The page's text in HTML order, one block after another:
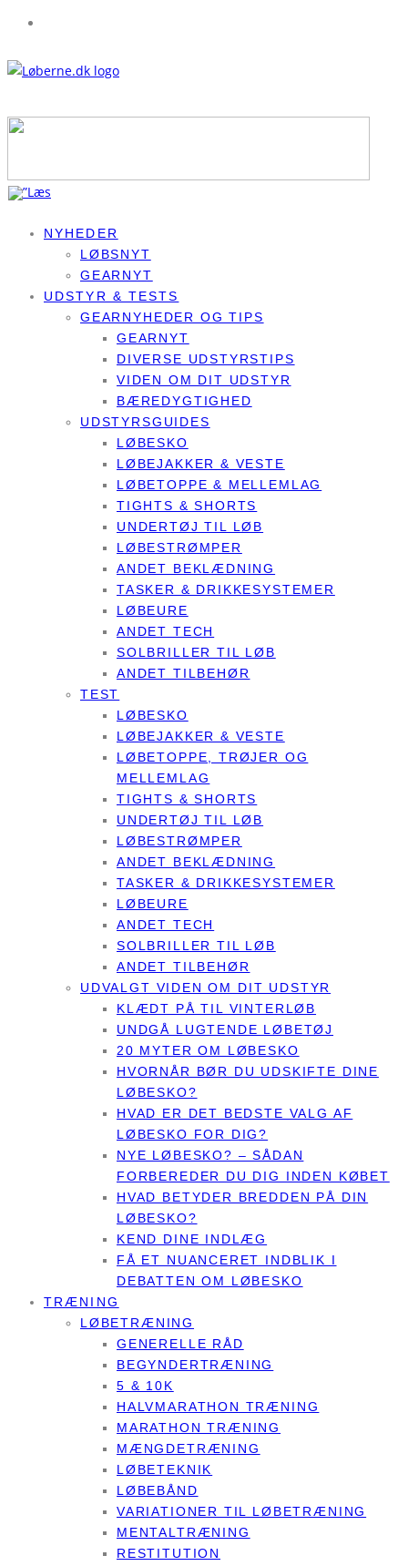
NYHEDER
LØBSNYT
GEARNYT
UDSTYR & TESTS
GEARNYHEDER OG TIPS
GEARNYT
DIVERSE UDSTYRSTIPS
VIDEN OM DIT UDSTYR
BÆREDYGTIGHED
UDSTYRSGUIDES
LØBESKO
LØBEJAKKER & VESTE
LØBETOPPE & MELLEMLAG
TIGHTS & SHORTS
UNDERTØJ TIL LØB
LØBESTRØMPER
ANDET BEKLÆDNING
TASKER & DRIKKESYSTEMER
LØBEURE
ANDET TECH
SOLBRILLER TIL LØB
ANDET TILBEHØR
TEST
LØBESKO
LØBEJAKKER & VESTE
LØBETOPPE, TRØJER OG
MELLEMLAG
TIGHTS & SHORTS
UNDERTØJ TIL LØB
LØBESTRØMPER
ANDET BEKLÆDNING
TASKER & DRIKKESYSTEMER
LØBEURE
ANDET TECH
SOLBRILLER TIL LØB
ANDET TILBEHØR
UDVALGT VIDEN OM DIT UDSTYR
KLÆDT PÅ TIL VINTERLØB
UNDGÅ LUGTENDE LØBETØJ
20 MYTER OM LØBESKO
HVORNÅR BØR DU UDSKIFTE DINE
LØBESKO?
HVAD ER DET BEDSTE VALG AF
LØBESKO FOR DIG?
NYE LØBESKO? – SÅDAN
FORBEREDER DU DIG INDEN KØBET
HVAD BETYDER BREDDEN PÅ DIN
LØBESKO?
KEND DINE INDLÆG
FÅ ET NUANCERET INDBLIK I
DEBATTEN OM LØBESKO
TRÆNING
LØBETRÆNING
GENERELLE RÅD
BEGYNDERTRÆNING
5 & 10K
HALVMARATHON TRÆNING
MARATHON TRÆNING
MÆNGDETRÆNING
LØBETEKNIK
LØBEBÅND
VARIATIONER TIL LØBETRÆNING
MENTALTRÆNING
RESTITUTION